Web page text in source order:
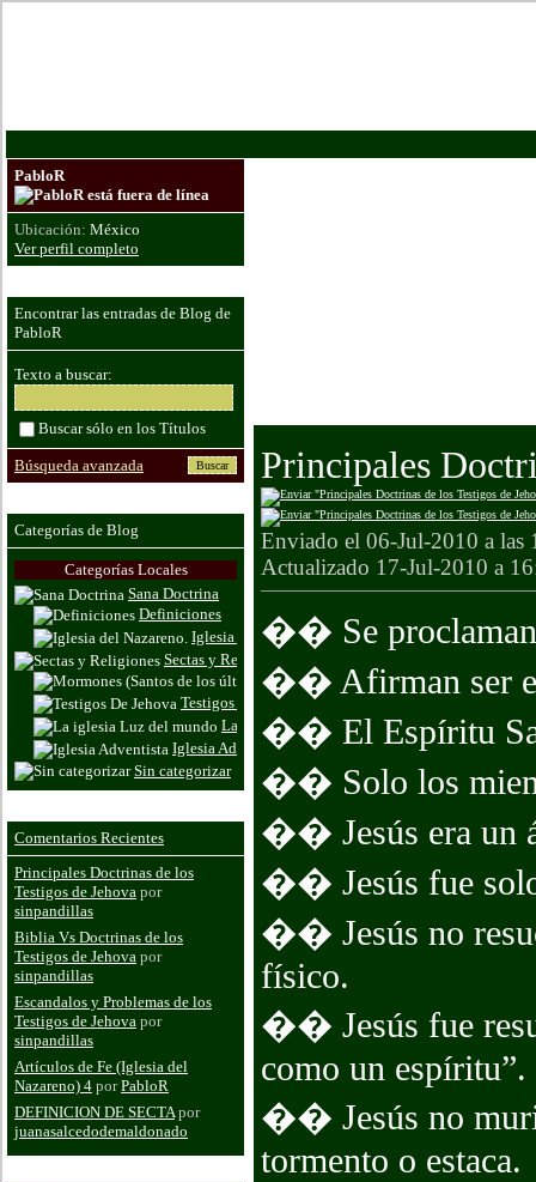
Principales
Enviado el 06-Jul-2010 a
Actualizado 17-Jul-2010 a
�� Se proclaman
�� Afirman ser el
�� El Espíritu
�� Solo los
�� Jesús era un
�� Jesús fue
�� Jesús no
físico.
�� Jesús fue
como un espíritu”.
�� Jesús no
tormento o estaca.
PabloR
Ubicación: México
Ver perfil completo
Encontrar las entradas de Blog de
PabloR
Texto a buscar:
Buscar sólo en los Títulos
Búsqueda avanzada
Categorías de Blog
Categorías Locales
Sana Doctrina
Definiciones
Iglesia del Nazareno.
Sectas y Religiones
Mormones (Santos de los últimos dias)
Testigos De Jehova
La iglesia Luz del mundo
Iglesia Adventista
Sin categorizar
Comentarios Recientes
Principales Doctrinas de los
Testigos de Jehova por
sinpandillas
Biblia Vs Doctrinas de los
Testigos de Jehova por
sinpandillas
Escandalos y Problemas de los
Testigos de Jehova por
sinpandillas
Artículos de Fe (Iglesia del
Nazareno) 4 porPabloR
DEFINICION DE SECTA por
juanasalcedodemaldonado